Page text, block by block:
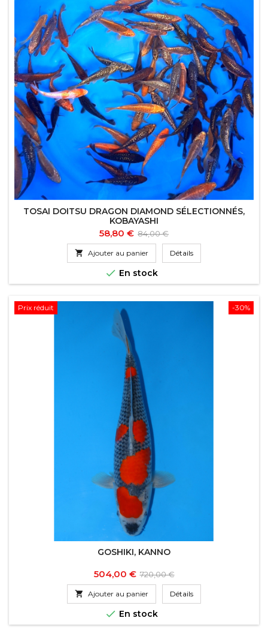
TOSAI DOITSU DRAGON DIAMOND SÉLECTIONNÉS,
KOBAYASHI
Prix
58,80 € Prix
de
base
84,00 €
 Ajouter au panier Détails
 En stock
-30%
Prix réduit
GOSHIKI, KANNO
Prix
504,00 € Prix
de
base
720,00 €
 Ajouter au panier Détails
 En stock